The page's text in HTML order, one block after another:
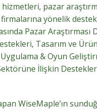
pazar
yönelik
Pazar
Tasarım ve
& Oyun
İlişkin
WiseMaple’ın